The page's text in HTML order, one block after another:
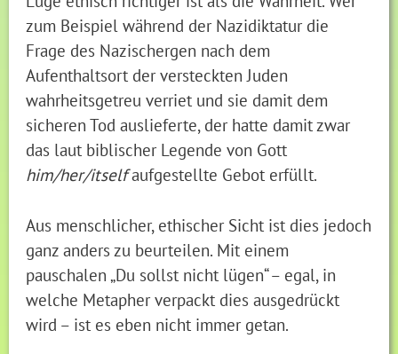
zum Beispiel während der Nazidiktatur die
Frage des Nazischergen nach dem
Aufenthaltsort der versteckten Juden
wahrheitsgetreu verriet und sie damit dem
sicheren Tod auslieferte, der hatte damit zwar
das laut biblischer Legende von Gott
him/her/itselfaufgestellte Gebot erfüllt.
Aus menschlicher, ethischer Sicht ist dies jedoch
ganz anders zu beurteilen. Mit einem
pauschalen „Du sollst nicht lügen“ – egal, in
welche Metapher verpackt dies ausgedrückt
wird – ist es eben nicht immer getan.